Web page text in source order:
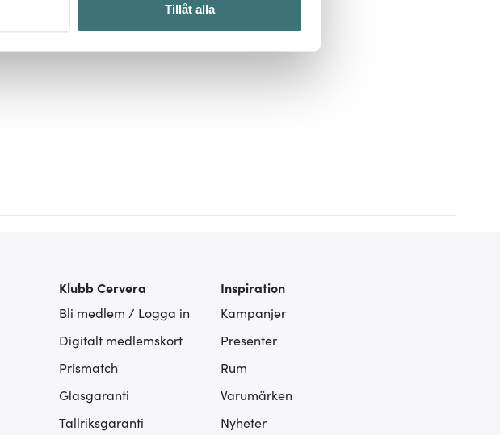
Tillåt alla
Klubb Cervera
Bli medlem / Logga in
Digitalt medlemskort
Prismatch
Glasgaranti
Tallriksgaranti
Inspiration
Kampanjer
Presenter
Rum
Varumärken
Nyheter